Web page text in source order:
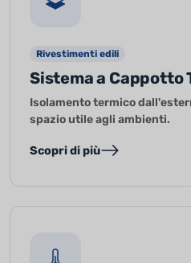
Rivestimenti edili
Sistema a Cappotto
Isolamento termico
spazio utile agli ambienti.
Scopri di più